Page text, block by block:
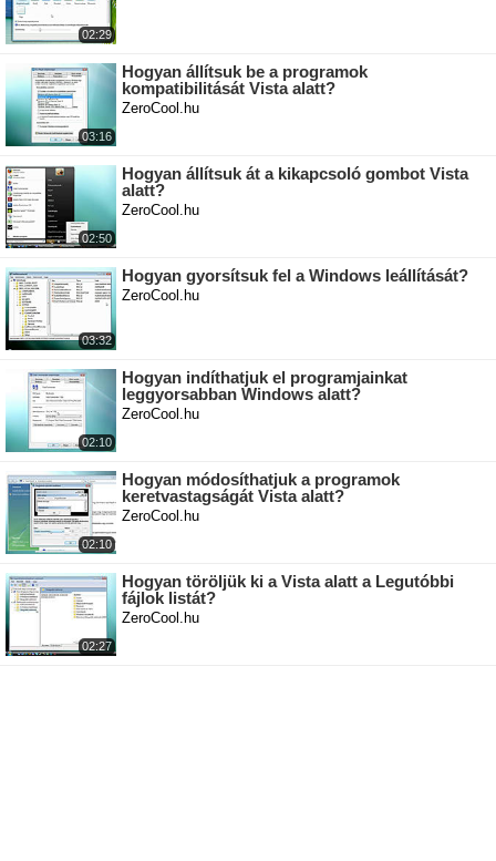
02:29
03:16
Hogyan állítsuk be a programok
kompatibilitását Vista alatt?
ZeroCool.hu
02:50
Hogyan állítsuk át a kikapcsoló gombot Vista
alatt?
ZeroCool.hu
03:32
Hogyan gyorsítsuk fel a Windows leállítását?
ZeroCool.hu
02:10
Hogyan indíthatjuk el programjainkat
leggyorsabban Windows alatt?
ZeroCool.hu
02:10
Hogyan módosíthatjuk a programok
keretvastagságát Vista alatt?
ZeroCool.hu
02:27
Hogyan töröljük ki a Vista alatt a Legutóbbi
fájlok listát?
ZeroCool.hu